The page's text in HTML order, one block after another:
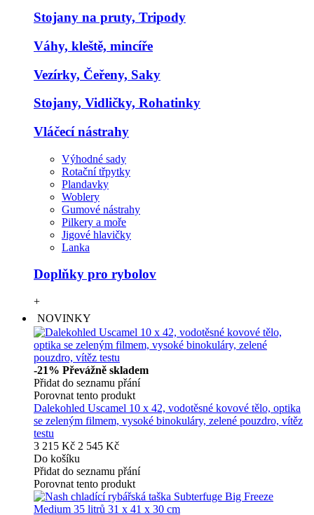
Stojany na pruty, Tripody
Váhy, kleště, mincíře
Vezírky, Čeřeny, Saky
Stojany, Vidličky, Rohatinky
Vláčecí nástrahy
Výhodné sady
Rotační třpytky
Plandavky
Woblery
Gumové nástrahy
Pilkery a moře
Jigové hlavičky
Lanka
Doplňky pro rybolov
+
NOVINKY
-21% Převážně skladem
Přidat do seznamu přání
Porovnat tento produkt
Dalekohled Uscamel 10 x 42, vodotěsné kovové tělo, optika
se zeleným filmem, vysoké binokuláry, zelené pouzdro, vítěz
testu
3 215 Kč 2 545 Kč
Do košíku
Přidat do seznamu přání
Porovnat tento produkt